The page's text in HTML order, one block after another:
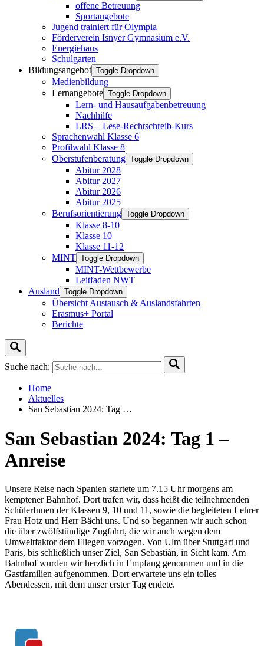
offene Betreuung
Sportangebote
Jugend trainiert für Olympia
Förderverein Isnyer Gymnasium e.V.
Energiehaus
Schulgarten
Bildungsangebot Toggle Dropdown
Medienbildung
Lernangebote Toggle Dropdown
Lern- und Hausaufgabenbetreuung
Nachhilfe
LRS – Lese-Rechtschreib-Kurs
Sprachenwahl Klasse 6
Profilwahl Klasse 8
Oberstufenberatung Toggle Dropdown
Abitur 2028
Abitur 2027
Abitur 2026
Abitur 2025
Berufsorientierung Toggle Dropdown
Klasse 8-10
Klasse 10
Klasse 11-12
MINT Toggle Dropdown
MINT-Wettbewerbe
Leitfaden NWT
Ausland Toggle Dropdown
Übersicht Austausch & Auslandsfahrten
Erasmus+ Portal
Berichte
Suche nach:
Home
Aktuelles
San Sebastian 2024: Tag …
San Sebastian 2024: Tag 1 –
Anreise
Unsere Reise nach Spanien startete um 7.15 Uhr morgens am
kemptener Bahnhof. Dort trafen wir, dass heißt die teilnehmenden
SchülerInnen der Klassen 9, 10 und 11, sowie die begleiteten Lehrer
Frau Hotz und Herr Bächi uns. Und so begannen wir auch schon
die über zwölfstündige Zugfahrt, die wir auch wegen dem
Umweltfaktor dem Fliegen vorzogen. Von Ulm über Stuttgart und
Paris, bis schließlich unser Ziel, San Sebastián, in Sicht kam. Am
Bahnhof wurden wir herzlich in Empfang genommen und in die
Gastfamilien aufgenommen. Dort erwartete uns ein tolles
Abendessen, mit dem unser erster Tag endete.